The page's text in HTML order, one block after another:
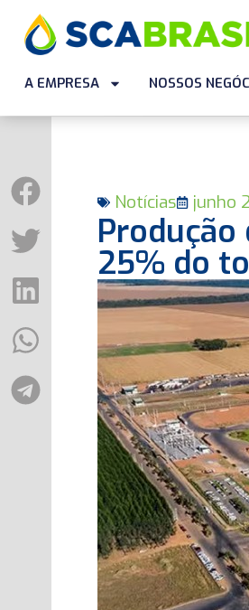
A EMPRESA NOSSOS
Notícias junho
25% do